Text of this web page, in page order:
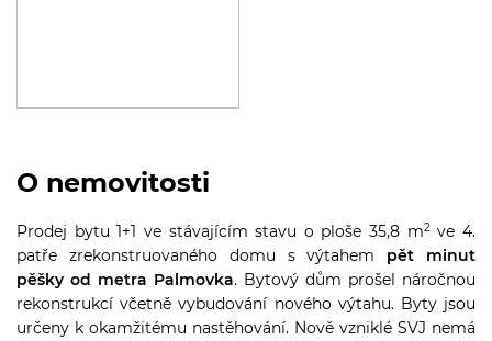
O nemovitosti
Prodej bytu 1+1 ve stávajícím stavu o ploše 35,8 m2ve 4.
patře zrekonstruovaného domu s výtahem pět minut
pěšky od metra Palmovka. Bytový dům prošel náročnou
rekonstrukcí včetně vybudování nového výtahu. Byty jsou
určeny k okamžitému nastěhování. Nově vzniklé SVJ nemá